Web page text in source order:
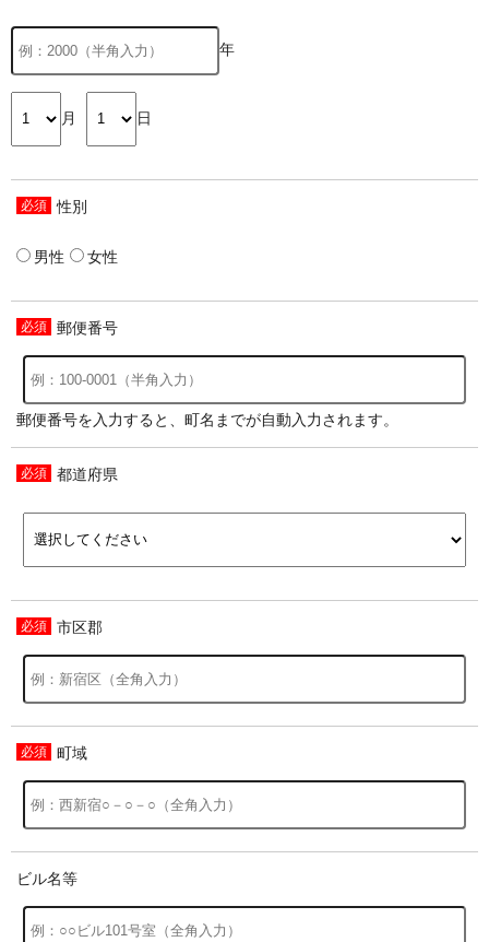
過去の特集をすべて見る>>
年
月 日
性別
男性 女性
郵便番号
郵便番号を入力すると、町名までが自動入力されます。
都道府県
市区郡
町域
ビル名等